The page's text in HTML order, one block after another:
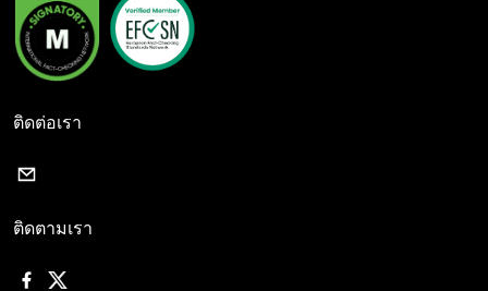
ติดต่อเรา
ติดตามเรา